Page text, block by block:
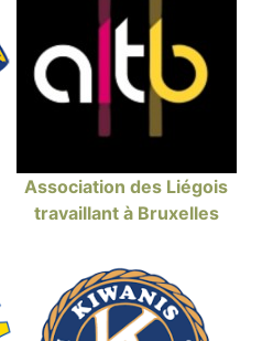
Association des Liégois
travaillant à Bruxelles